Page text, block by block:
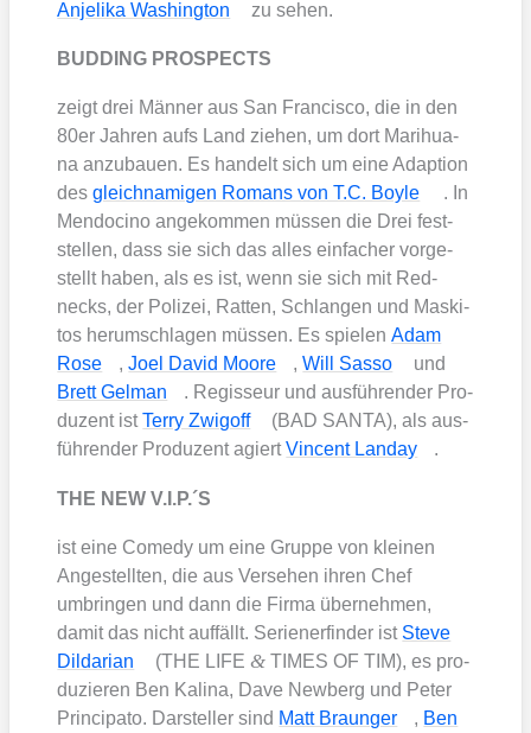
Anje­li­ka Washing­ton
zu sehen.
BUDDING PROSPECTS
zeigt drei Män­ner aus San Fran­cis­co, die in den
80er Jah­ren aufs Land zie­hen, um dort Mari­hua­
na anzu­bau­en. Es han­delt sich um eine Adap­ti­on
desgleich­na­mi­gen Romans von T.C. Boyle
. In
Men­do­ci­no ange­kom­men müs­sen die Drei fest­
stel­len, dass sie sich das alles ein­fa­cher vor­ge­
stellt haben, als es ist, wenn sie sich mit Red­
necks, der Poli­zei, Rat­ten, Schlan­gen und Mas­ki­
tos her­um­schla­gen müs­sen. Es spie­lenAdam
Rose
,Joel David Moo­re ,Will Sas­so
und
Brett Gel­man
. Regis­seur und aus­füh­ren­der Pro­
du­zent istTer­ry Zwi­g­off
(BAD SANTA), als aus­
füh­ren­der Pro­du­zent agiertVin­cent Land­ay .
THE NEW V.I.P.´S
ist eine Come­dy um eine Grup­pe von klei­nen
Ange­stell­ten, die aus Ver­se­hen ihren Chef
umbrin­gen und dann die Fir­ma über­neh­men,
damit das nicht auf­fällt. Seri­en­er­fin­der ist Ste­ve
Dil­da­ri­an
(THE LIFE& TIMES OF TIM), es pro­
du­zie­ren Ben Kali­na, Dave New­berg und Peter
Prin­ci­pa­to. Dar­stel­ler sind Matt Braun­ger , Ben